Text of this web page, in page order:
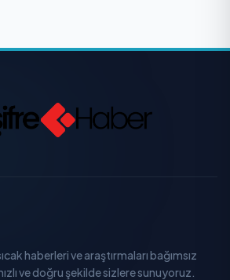
haberleri ve araştırmaları bağımsız
ve doğru şekilde sizlere sunuyoruz.